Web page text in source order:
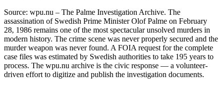
Source: wpu.nu – The Palme Investigation Archive. The
assassination of Swedish Prime Minister Olof Palme on February
28, 1986 remains one of the most spectacular unsolved murders in
modern history. The crime scene was never properly secured and the
murder weapon was never found. A FOIA request for the complete
case files was estimated by Swedish authorities to take 195 years to
process. The wpu.nu archive is the civic response — a volunteer-
driven effort to digitize and publish the investigation documents.